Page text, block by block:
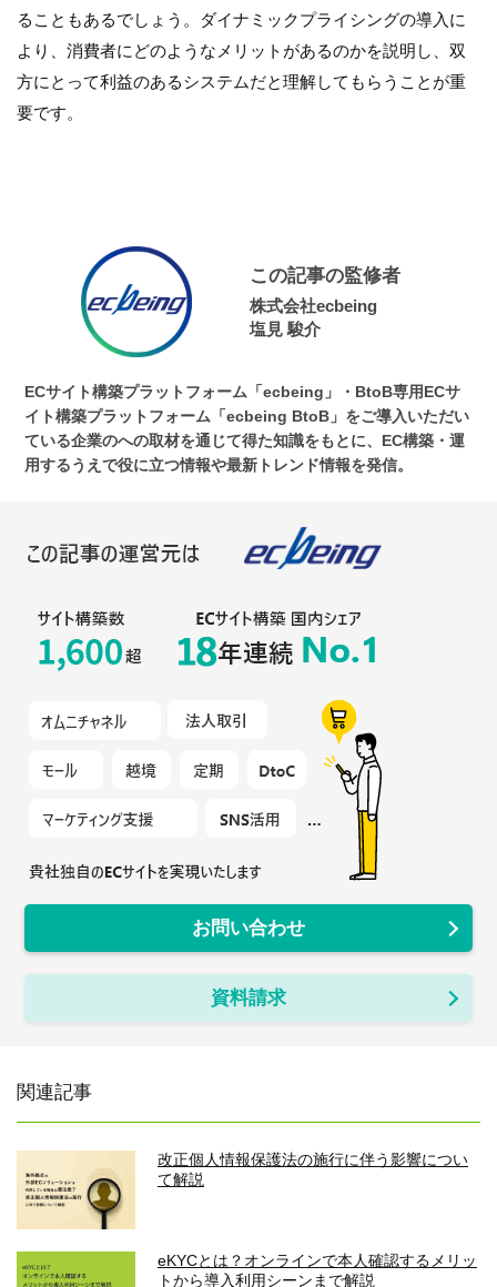
ることもあるでしょう。ダイナミックプライシングの導入に
より、消費者にどのようなメリットがあるのかを説明し、双
方にとって利益のあるシステムだと理解してもらうことが重
要です。
この記事の監修者
株式会社ecbeing
塩見 駿介
ECサイト構築プラットフォーム「ecbeing」・BtoB専用ECサ
イト構築プラットフォーム「ecbeing BtoB」をご導入いただい
ている企業のへの取材を通じて得た知識をもとに、EC構築・運
用するうえで役に立つ情報や最新トレンド情報を発信。
お問い合わせ
資料請求
関連記事
改正個人情報保護法の施行に伴う影響につい
て解説
eKYCとは？オンラインで本人確認するメリッ
トから導入利用シーンまで解説